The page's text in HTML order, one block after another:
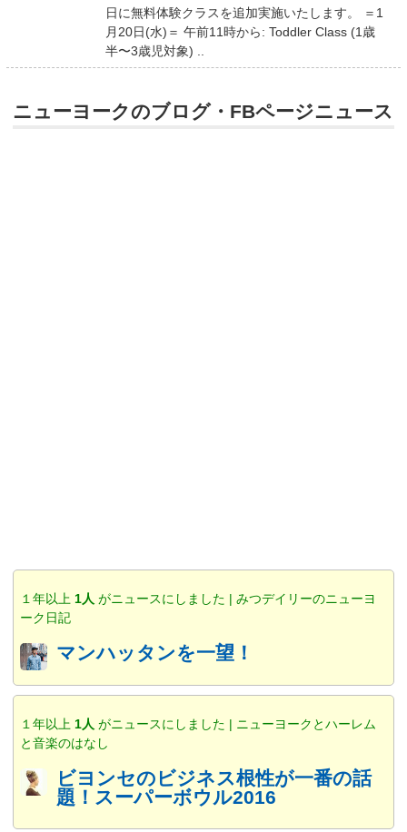
日に無料体験クラスを追加実施いたします。 ＝1
月20日(水)＝ 午前11時から: Toddler Class (1歳
半〜3歳児対象) ..
ニューヨークのブログ・FBページニュース
１年以上 1人 がニュースにしました | みつデイリーのニューヨ
ーク日記
マンハッタンを一望！
１年以上 1人 がニュースにしました | ニューヨークとハーレム
と音楽のはなし
ビヨンセのビジネス根性が一番の話
題！スーパーボウル2016